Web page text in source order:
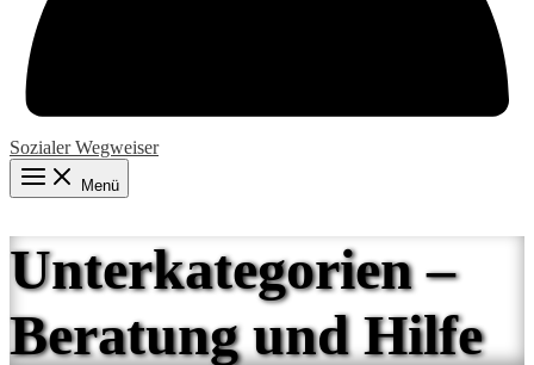
Sozialer Wegweiser
Menü
Unterkategorien –
Beratung und Hilfe